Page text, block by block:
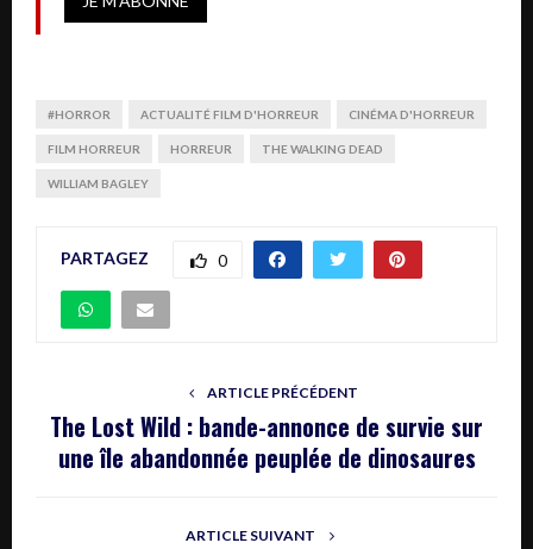
#HORROR ACTUALITÉ FILM D'HORREUR CINÉMA D'HORREUR
FILM HORREUR HORREUR THE WALKING DEAD
WILLIAM BAGLEY
PARTAGEZ 0
ARTICLE PRÉCÉDENT
The Lost Wild : bande-annonce de survie sur
une île abandonnée peuplée de dinosaures
ARTICLE SUIVANT